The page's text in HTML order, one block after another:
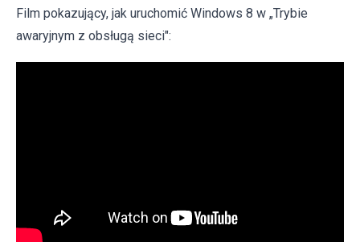
Film pokazujący, jak uruchomić Windows 8 w „Trybie
awaryjnym z obsługą sieci":